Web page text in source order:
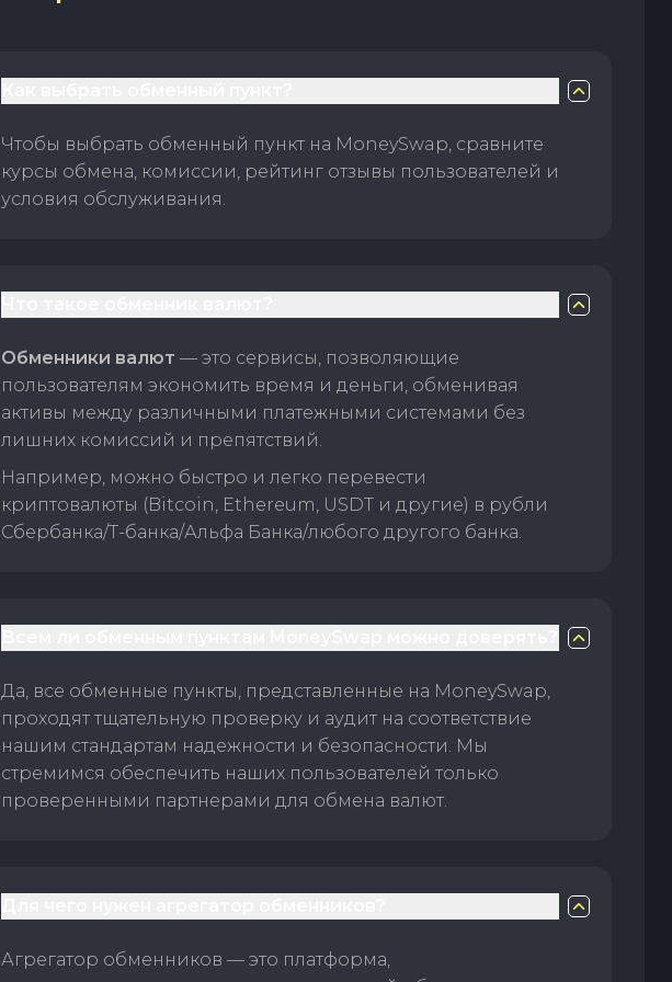
Чтобы выбрать обменный пункт на MoneySwap, сравните
курсы обмена, комиссии, рейтинг отзывы пользователей и
условия обслуживания.
Обменники валют — это сервисы, позволяющие
пользователям экономить время и деньги, обменивая
активы между различными платежными системами без
лишних комиссий и препятствий.
Например, можно быстро и легко перевести
криптовалюты (Bitcoin, Ethereum, USDT и другие) в рубли
Сбербанка/Т-банка/Альфа Банка/любого другого банка.
Да, все обменные пункты, представленные на MoneySwap,
проходят тщательную проверку и аудит на соответствие
нашим стандартам надежности и безопасности. Мы
стремимся обеспечить наших пользователей только
проверенными партнерами для обмена валют.
Агрегатор обменников — это платформа,